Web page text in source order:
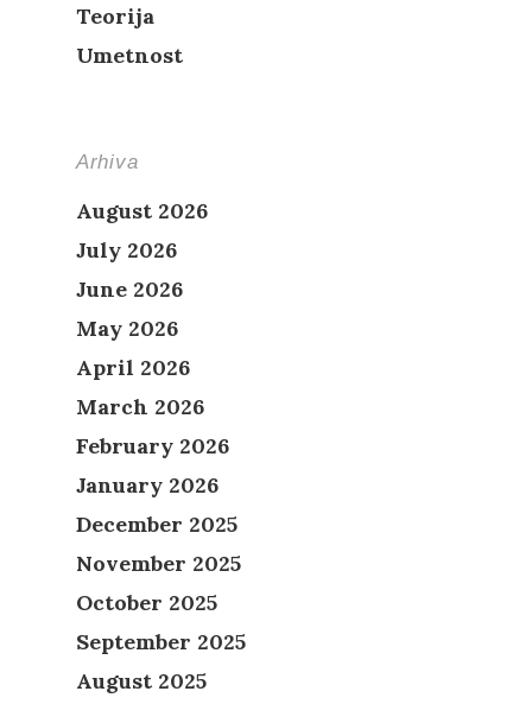
Teorija
Umetnost
Arhiva
August 2026
July 2026
June 2026
May 2026
April 2026
March 2026
February 2026
January 2026
December 2025
November 2025
October 2025
September 2025
August 2025